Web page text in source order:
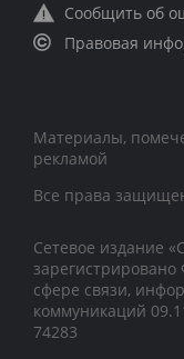
Сообщить об
Правовая
Материалы,
рекламой
Все права
Сетевое издание
сфере связи,
коммуникаций
74283